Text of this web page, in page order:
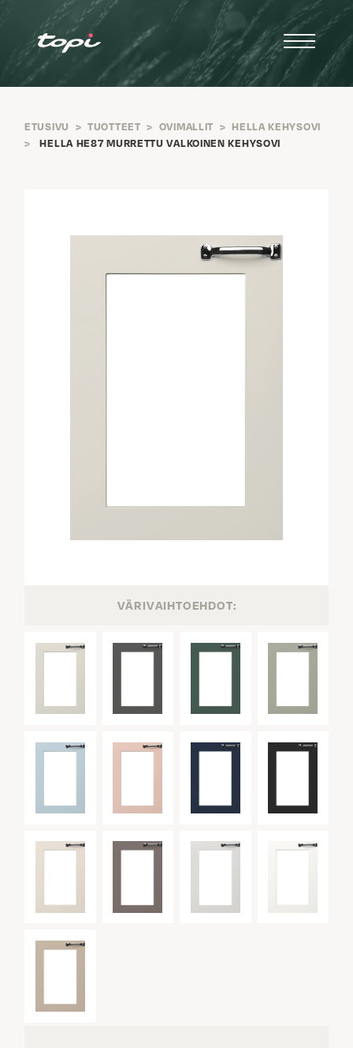
ETUSIVU > TUOTTEET > OVIMALLIT > HELLA KEHYSOVI
>
HELLA HE87 MURRETTU VALKOINEN KEHYSOVI
VÄRIVAIHTOEHDOT: